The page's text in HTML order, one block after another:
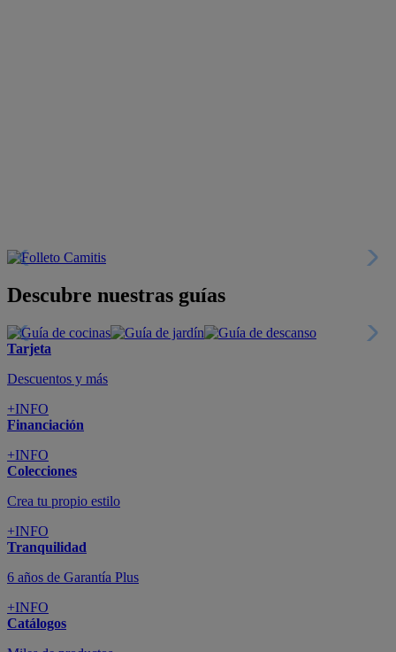
Descubre nuestras guías
Tarjeta
Descuentos y más
+INFO
Financiación
+INFO
Colecciones
Crea tu propio estilo
+INFO
Tranquilidad
6 años de Garantía Plus
+INFO
Catálogos